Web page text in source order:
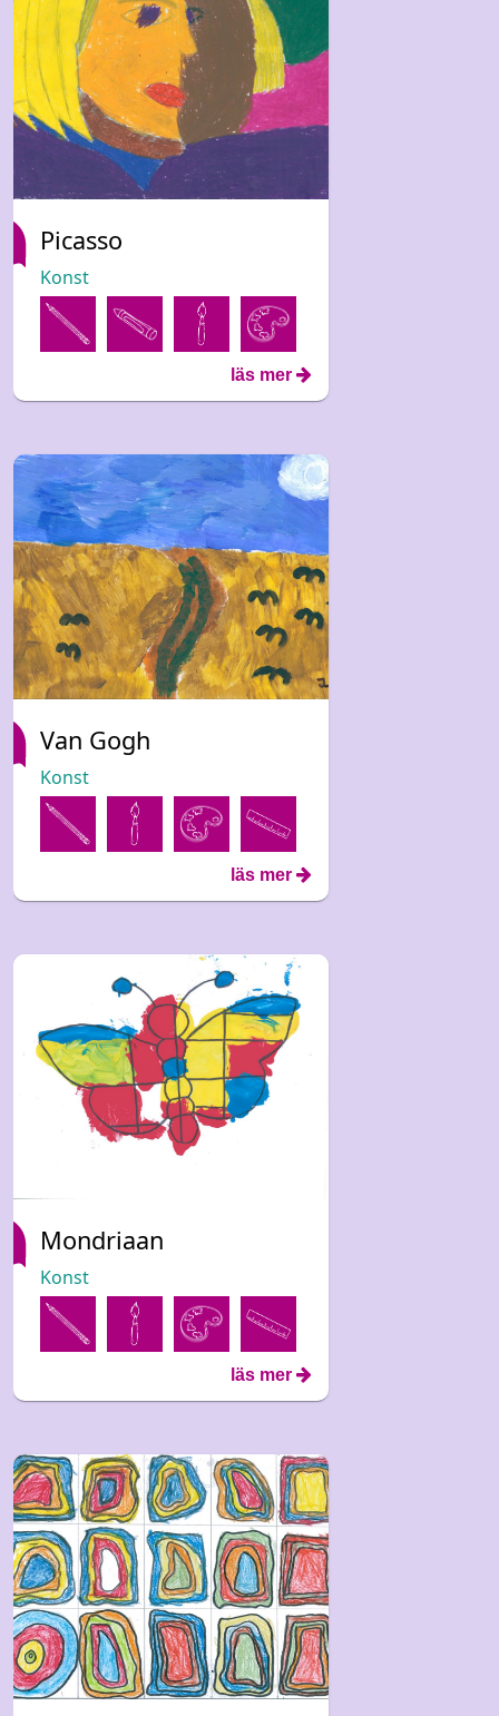
Picasso
Konst
läs mer
Van Gogh
Konst
läs mer
Mondriaan
Konst
läs mer